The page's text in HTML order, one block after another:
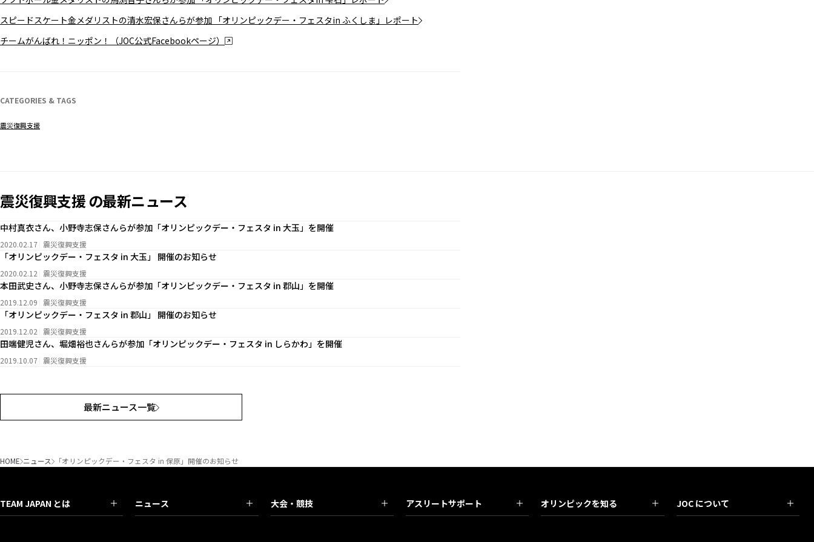
スピードスケート金メダリストの清水宏保さんらが参加 「オリンピックデー・フェスタin ふくしま」レポート
チームがんばれ！ニッポン！（JOC公式Facebookページ）
CATEGORIES & TAGS
震災復興支援
震災復興支援 の最新ニュース
中村真衣さん、小野寺志保さんらが参加「オリンピックデー・フェスタ in 大玉」を開催
2020.02.17 震災復興支援
「オリンピックデー・フェスタ in 大玉」 開催のお知らせ
2020.02.12 震災復興支援
本田武史さん、小野寺志保さんらが参加「オリンピックデー・フェスタ in 郡山」を開催
2019.12.09 震災復興支援
「オリンピックデー・フェスタ in 郡山」 開催のお知らせ
2019.12.02 震災復興支援
田端健児さん、堀畑裕也さんらが参加「オリンピックデー・フェスタ in しらかわ」を開催
2019.10.07 震災復興支援
最新ニュース一覧
HOME ニュース 「オリンピックデー・フェスタ in 保原」開催のお知らせ
TEAM JAPAN とは ニュース 大会・競技 アスリートサポート オリンピックを知る JOC について